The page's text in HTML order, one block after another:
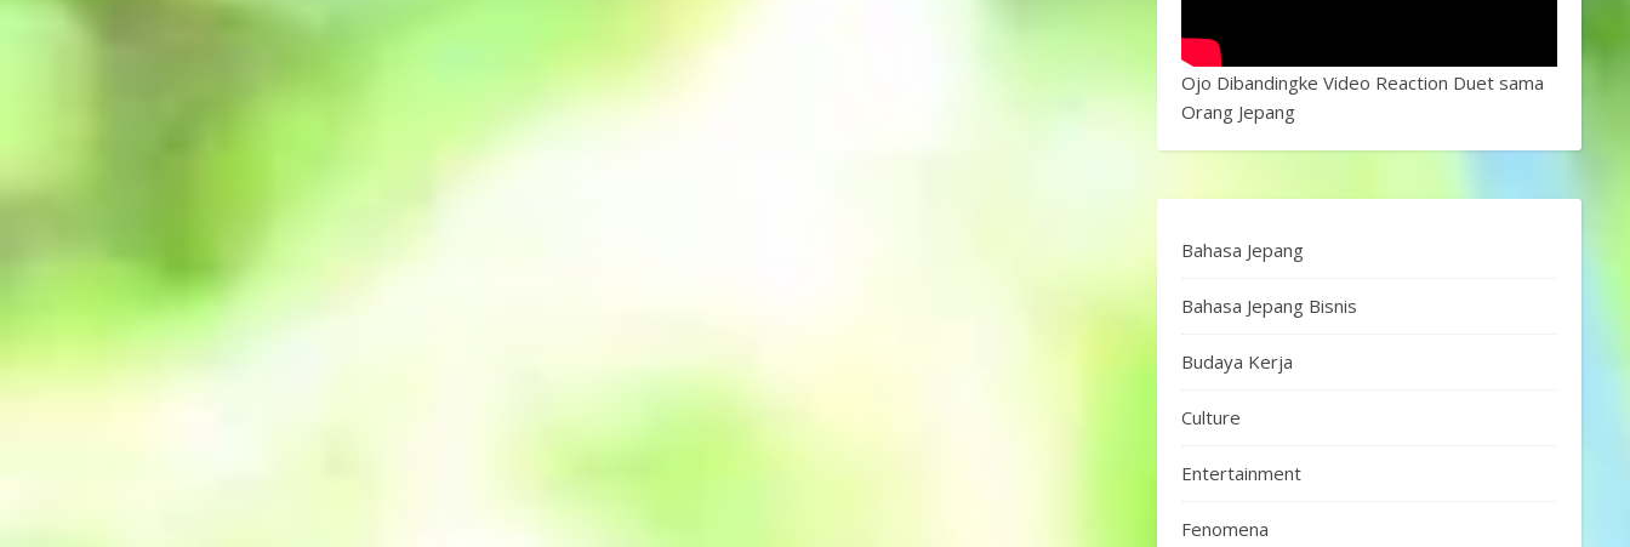
Ojo Dibandingke Video Reaction Duet sama
Orang Jepang
Bahasa Jepang
Bahasa Jepang Bisnis
Budaya Kerja
Culture
Entertainment
Fenomena